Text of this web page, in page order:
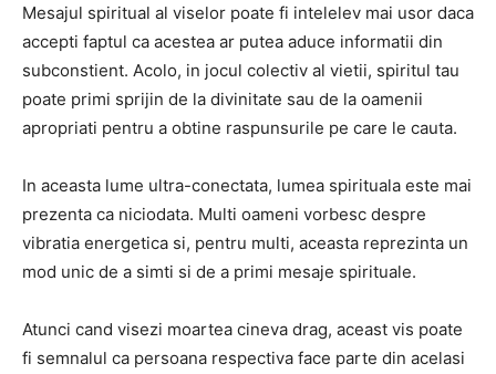
Mesajul spiritual al viselor poate fi intelelev mai usor daca
accepti faptul ca acestea ar putea aduce informatii din
subconstient. Acolo, in jocul colectiv al vietii, spiritul tau
poate primi sprijin de la divinitate sau de la oamenii
apropriati pentru a obtine raspunsurile pe care le cauta.
In aceasta lume ultra-conectata, lumea spirituala este mai
prezenta ca niciodata. Multi oameni vorbesc despre
vibratia energetica si, pentru multi, aceasta reprezinta un
mod unic de a simti si de a primi mesaje spirituale.
Atunci cand visezi moartea cineva drag, aceast vis poate
fi semnalul ca persoana respectiva face parte din acelasi